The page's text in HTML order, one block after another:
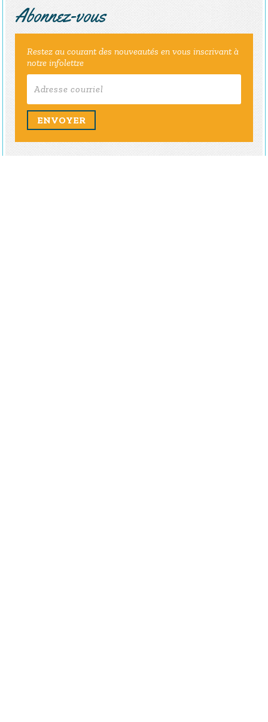
Abonnez-vous
Restez au courant des nouveautés en vous inscrivant à
notre infolettre
ENVOYER